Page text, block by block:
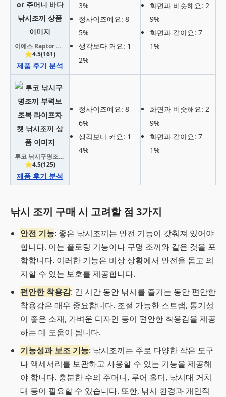
이에스 Raptor 주머니 바다낚시조끼
⭐4.5(161)
제품 후기 분석
3%
정사이즈예요: 8
5%
생각보다 커요: 1
2%
화면과 비슷해요: 2
9%
화면과 같아요: 7
1%
루코 낚시구명조끼 부력보조복 라이프자켓 낚시조끼
⭐4.5(125)
제품 후기 분석
정사이즈예요: 8
6%
생각보다 커요: 1
4%
화면과 비슷해요: 2
9%
화면과 같아요: 7
1%
낚시 조끼 구매 시 고려할 점 3가지
안전 기능: 좋은 낚시조끼는 안전 기능이 갖춰져 있어야
합니다. 이는 플로팅 기능이나 구명 조끼와 같은 것을 포
함합니다. 이러한 기능은 비상 상황에서 안전을 돕고 의
지할 수 있는 보호를 제공합니다.
편안한 착용감: 긴 시간 동안 낚시를 즐기는 동안 편안한
착용감은 매우 중요합니다. 조절 가능한 스트랩, 통기성
이 좋은 소재, 가벼운 디자인 등이 편안한 착용감을 제공
하는 데 도움이 됩니다.
기능성과 보조 기능: 낚시조끼는 주로 다양한 작은 도구
나 액세서리를 보관하고 사용할 수 있는 기능을 제공해
야 합니다. 충분한 수의 주머니, 루어 홀더, 낚시대 거치
대 등이 필요할 수 있습니다. 또한, 낚시 환경과 개인적